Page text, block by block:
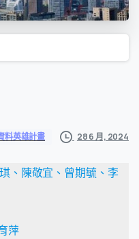
料英雄計畫 28 6 月, 2024
、陳敬宜、曾期毓、李
萍